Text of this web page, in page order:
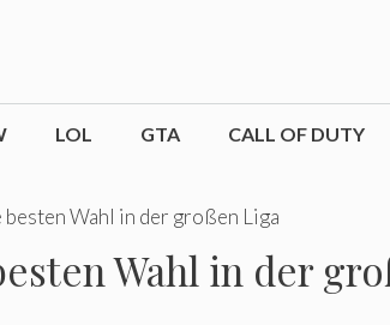
LOL GTA CALL OF DUTY
Wahl in der großen Liga
Wahl in der